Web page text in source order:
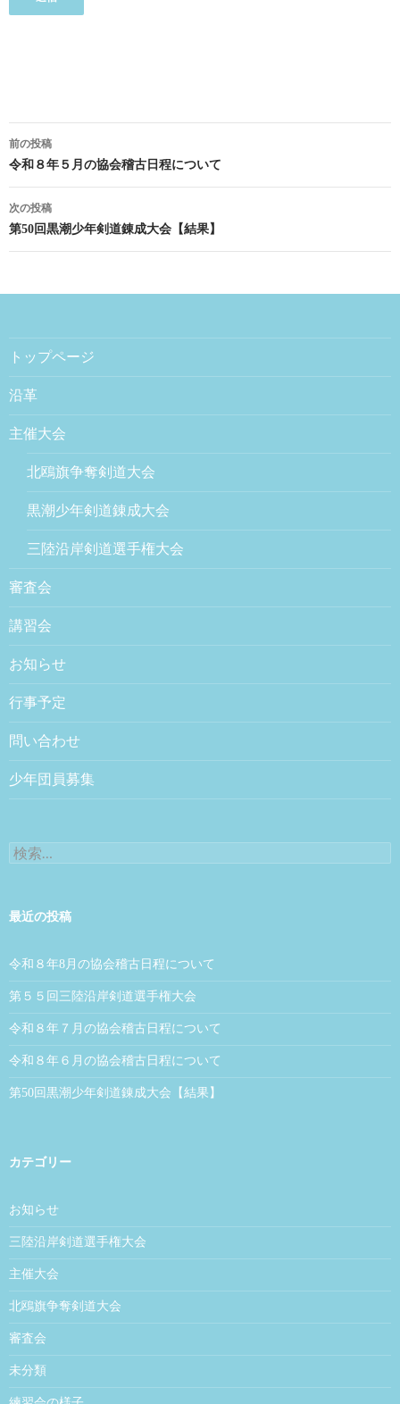
投稿ナビゲーション
前の投稿
令和８年５月の協会稽古日程について
次の投稿
第50回黒潮少年剣道錬成大会【結果】
トップページ
沿革
主催大会
北鴎旗争奪剣道大会
黒潮少年剣道錬成大会
三陸沿岸剣道選手権大会
審査会
講習会
お知らせ
行事予定
問い合わせ
少年団員募集
検索:
最近の投稿
令和８年8月の協会稽古日程について
第５５回三陸沿岸剣道選手権大会
令和８年７月の協会稽古日程について
令和８年６月の協会稽古日程について
第50回黒潮少年剣道錬成大会【結果】
カテゴリー
お知らせ
三陸沿岸剣道選手権大会
主催大会
北鴎旗争奪剣道大会
審査会
未分類